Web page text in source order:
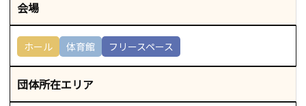
会場
ホール 体育館 フリースペース
団体所在エリア